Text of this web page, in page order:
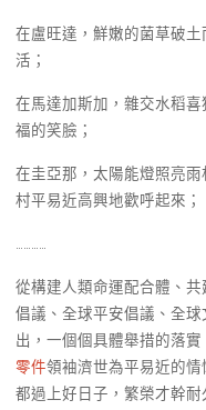
在盧旺達，鮮嫩的菌草破
活；
在馬達加斯加，雜交水稻
福的笑臉；
在圭亞那，太陽能燈照亮雨
村平易近高興地歡呼起來；
從構建人類命運配合體、共
倡議、全球平安倡議、全
出，一個個具體舉措的落
零件領袖濟世為平易近的情
都過上好日子，繁榮才幹